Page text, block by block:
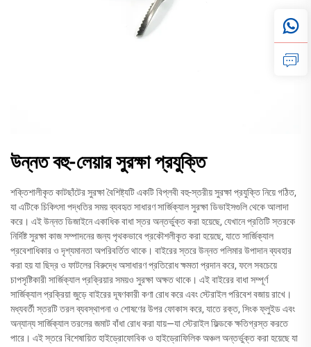
উন্নত বহু-লেয়ার সুরক্ষা প্রযুক্তি
শক্তিশালীকৃত কাটছাঁটের সুরক্ষা বৈশিষ্ট্যটি একটি বিপ্লবী বহু-স্তরীয় সুরক্ষা প্রযুক্তি নিয়ে গঠিত,
যা এটিকে চিকিৎসা পদ্ধতির সময় ব্যবহৃত সাধারণ সার্জিক্যাল সুরক্ষা ডিভাইসগুলি থেকে আলাদা
করে। এই উন্নত ডিজাইনে একাধিক বাধা স্তর অন্তর্ভুক্ত করা হয়েছে, যেখানে প্রতিটি স্তরকে
নির্দিষ্ট সুরক্ষা কাজ সম্পাদনের জন্য পৃথকভাবে প্রকৌশলীকৃত করা হয়েছে, যাতে সার্জিক্যাল
প্রবেশাধিকার ও দৃশ্যমানতা অপরিবর্তিত থাকে। বাইরের স্তরে উন্নত পলিমার উপাদান ব্যবহার
করা হয় যা ছিদ্র ও ফাটলের বিরুদ্ধে অসাধারণ প্রতিরোধ ক্ষমতা প্রদান করে, ফলে সবচেয়ে
চাপসৃষ্টিকারী সার্জিক্যাল প্রক্রিয়ার সময়ও সুরক্ষা অক্ষত থাকে। এই বাইরের বাধা সম্পূর্ণ
সার্জিক্যাল প্রক্রিয়া জুড়ে বাইরের দূষণকারী কণা রোধ করে এবং স্টেরাইল পরিবেশ বজায় রাখে।
মধ্যবর্তী স্তরটি তরল ব্যবস্থাপনা ও শোষণের উপর ফোকাস করে, যাতে রক্ত, সিংক ফ্লুইড এবং
অন্যান্য সার্জিক্যাল তরলের জমাট বাঁধা রোধ করা যায়—যা স্টেরাইল ফিল্ডকে ক্ষতিগ্রস্ত করতে
পারে। এই স্তরে বিশেষায়িত হাইড্রোফোবিক ও হাইড্রোফিলিক অঞ্চল অন্তর্ভুক্ত করা হয়েছে যা